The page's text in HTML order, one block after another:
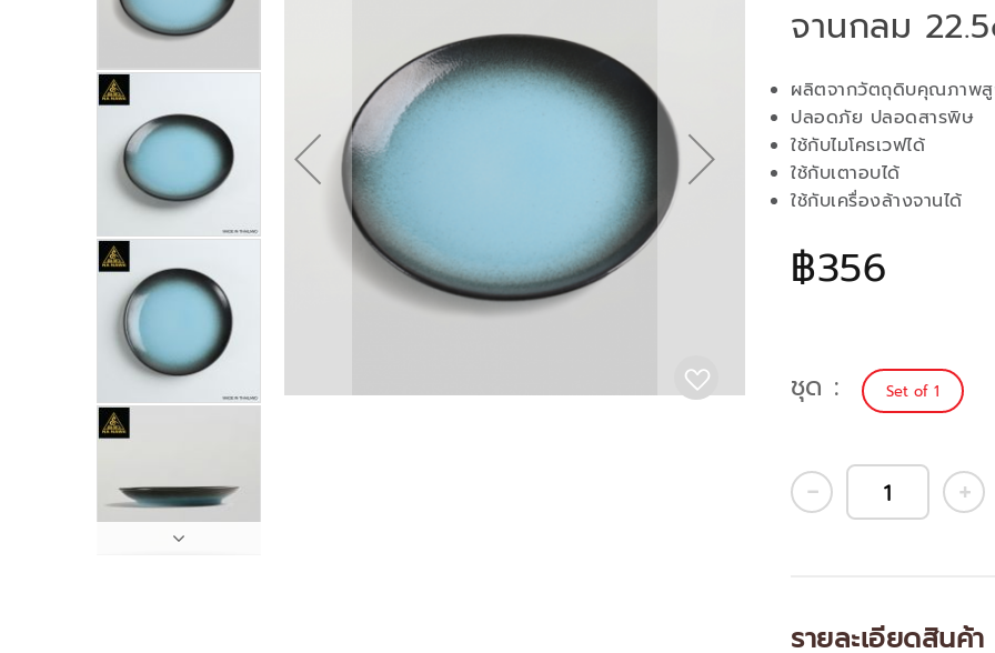
จานกลม
฿356
ผลิตจากวัตถุดิบคุณภาพ
ปลอดภัย ปลอดสารพิษ
ใช้กับไมโครเวฟได้
ใช้กับเตาอบได้
ใช้กับเครื่องล้างจานได้
ชุด Set of 1
รายละเอียดสินค้า